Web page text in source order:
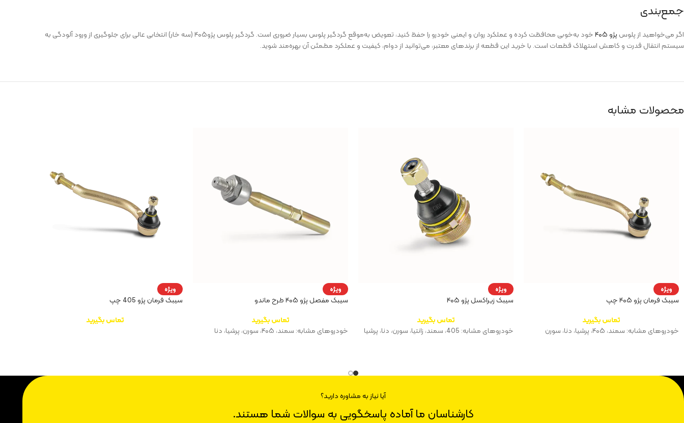
جمع‌بندی
اگر می‌خواهید از پلوس پژو ۴۰۵
خود به‌خوبی محافظت کرده و عملکرد روان و ایمنی خودرو را حفظ کنید، تعویض به‌موقع گردگیر پلوس بسیار ضروری است. گردگیر پلوس پژو۴۰۵ (سه خار) انتخابی عالی برای جلوگیری از ورود آلودگی به
سیستم انتقال قدرت و کاهش استهلاک قطعات است. با خرید این قطعه از برندهای معتبر، می‌توانید از دوام، کیفیت و عملکرد مطمئن آن بهره‌مند شوید.
محصولات مشابه
ویژه
سیبک فرمان پژو ۴۰۵ چپ
تماس بگیرید
خودروهای مشابه: سمند، ۴۰۵، پرشیا، دنا، سورن
ویژه
سیبک زیراکسل پژو ۴۰۵
تماس بگیرید
خودروهای مشابه: 405، سمند، زانتیا، سورن، دنا، پرشیا
ویژه
سیبک مفصل پژو ۴۰۵ طرح ماندو
تماس بگیرید
خودروهای مشابه: سمند، ۴۰۵، سورن، پرشیا،‌ دنا
ویژه
سیبک فرمان پژو 405 چپ
تماس بگیرید
آیا نیاز به مشاوره دارید؟
کارشناسان ما آماده پاسخگویی به سوالات شما هستند.